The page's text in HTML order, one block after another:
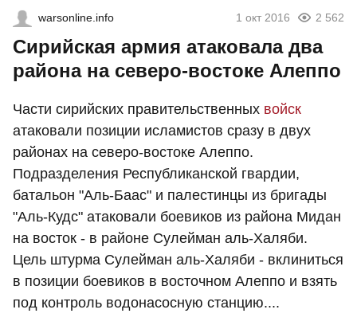
warsonline.info 1 окт 2016 2 562
Сирийская армия атаковала два
района на северо-востоке Алеппо
Части сирийских правительственных войск
атаковали позиции исламистов сразу в двух
районах на северо-востоке Алеппо.
Подразделения Республиканской гвардии,
батальон "Аль-Баас" и палестинцы из бригады
"Аль-Кудс" атаковали боевиков из района Мидан
на восток - в районе Сулейман аль-Халяби.
Цель штурма Сулейман аль-Халяби - вклиниться
в позиции боевиков в восточном Алеппо и взять
под контроль водонасосную станцию....